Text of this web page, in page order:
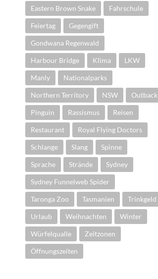
Eastern Brown Snake Fahrschule
Feiertag Gegengift
Gondwana Regenwald
Harbour Bridge Klima LKW
Manly Nationalparks
Northern Territory NSW Outback
Pinguin Rassismus Reisen
Restaurant Royal Flying Doctors
Schlange Slang Spinne
Sprache Strände Sydney
Sydney Funnelweb Spider
Taronga Zoo Tasmanien Trinkgeld
Urlaub Weihnachten Winter
Würfelqualle Zeitzonen
Öffnungszeiten